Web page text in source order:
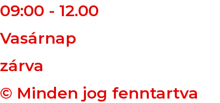
09:00 - 12.00
Vasárnap
zárva
© Minden jog fenntartva